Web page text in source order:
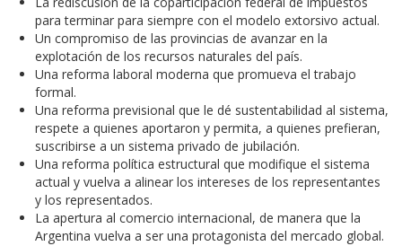
para terminar para siempre con el modelo extorsivo actual.
Un compromiso de las provincias de avanzar en la
explotación de los recursos naturales del país.
Una reforma laboral moderna que promueva el trabajo
formal.
Una reforma previsional que le dé sustentabilidad al sistema,
respete a quienes aportaron y permita, a quienes prefieran,
suscribirse a un sistema privado de jubilación.
Una reforma política estructural que modifique el sistema
actual y vuelva a alinear los intereses de los representantes
y los representados.
La apertura al comercio internacional, de manera que la
Argentina vuelva a ser una protagonista del mercado global.